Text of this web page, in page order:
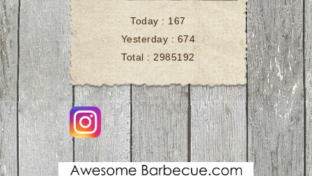
Today : 167
Yesterday : 674
Total :2985192